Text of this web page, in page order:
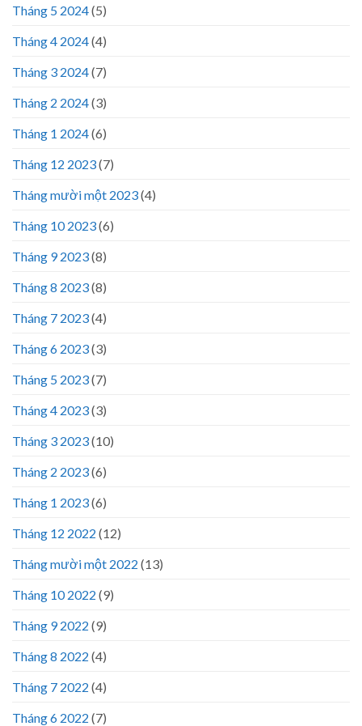
Tháng 5 2024(5)
Tháng 4 2024(4)
Tháng 3 2024(7)
Tháng 2 2024(3)
Tháng 1 2024(6)
Tháng 12 2023(7)
Tháng mười một 2023(4)
Tháng 10 2023(6)
Tháng 9 2023(8)
Tháng 8 2023(8)
Tháng 7 2023(4)
Tháng 6 2023(3)
Tháng 5 2023(7)
Tháng 4 2023(3)
Tháng 3 2023(10)
Tháng 2 2023(6)
Tháng 1 2023(6)
Tháng 12 2022 (12)
Tháng mười một 2022 (13)
Tháng 10 2022 (9)
Tháng 9 2022 (9)
Tháng 8 2022 (4)
Tháng 7 2022 (4)
Tháng 6 2022 (7)